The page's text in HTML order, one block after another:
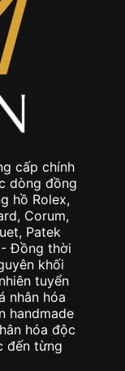
cấp chính
dòng đồng
hồ Rolex,
Corum,
Patek
Đồng thời
khối
tuyển
nhân hóa
handmade
hóa độc
đến từng